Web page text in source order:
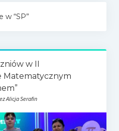
w “SP”
w II
Matematycznym
Alicja Serafin